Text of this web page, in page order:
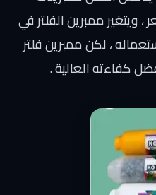
ويتغير ممبرين الفلتر في
، لكن ممبرين فلتر
كفاءته العالية .